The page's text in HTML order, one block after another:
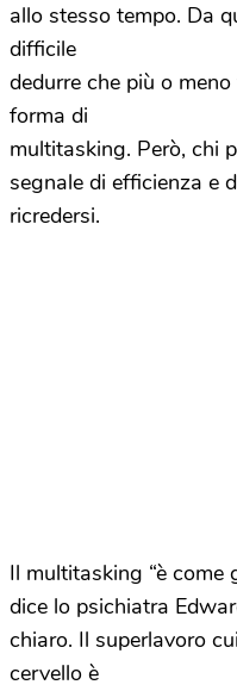
allo stesso tempo. Da
difficile
dedurre che più o
forma di
multitasking. Però, chi
segnale di efficienza e
ricredersi.
Il multitasking “è come
dice lo psichiatra
chiaro. Il superlavoro
cervello è